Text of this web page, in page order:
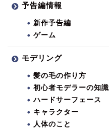
予告編情報
新作予告編
ゲーム
モデリング
髪の毛の作り方
初心者モデラーの知識
ハードサーフェース
キャラクター
人体のこと